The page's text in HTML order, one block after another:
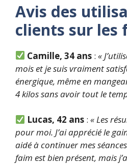
Avis des
clients sur les
Camille, 34 ans :«
mois et je suis vraiment
énergique, même en
4 kilos sans avoir tout le
Lucas, 42 ans :« Les
pour moi. J’ai apprécié le
aidé à continuer mes
faim est bien présent, mais